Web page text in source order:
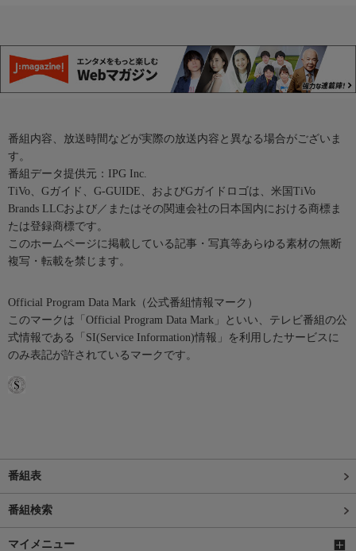
番組内容、放送時間などが実際の放送内容と異なる場合がございま
す。
番組データ提供元：IPG Inc.
TiVo、Gガイド、G-GUIDE、およびGガイドロゴは、米国TiVo
Brands LLCおよび／またはその関連会社の日本国内における商標ま
たは登録商標です。
このホームページに掲載している記事・写真等あらゆる素材の無断
複写・転載を禁じます。
Official Program Data Mark（公式番組情報マーク）
このマークは「Official Program Data Mark」といい、テレビ番組の公
式情報である「SI(Service Information)情報」を利用したサービスに
のみ表記が許されているマークです。
番組表
番組検索
マイメニュー